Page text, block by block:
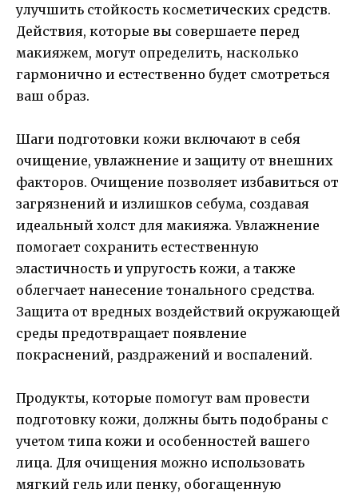
улучшить стойкость косметических средств.
Действия, которые вы совершаете перед
макияжем, могут определить, насколько
гармонично и естественно будет смотреться
ваш образ.
Шаги подготовки кожи включают в себя
очищение, увлажнение и защиту от внешних
факторов. Очищение позволяет избавиться от
загрязнений и излишков себума, создавая
идеальный холст для макияжа. Увлажнение
помогает сохранить естественную
эластичность и упругость кожи, а также
облегчает нанесение тонального средства.
Защита от вредных воздействий окружающей
среды предотвращает появление
покраснений, раздражений и воспалений.
Продукты, которые помогут вам провести
подготовку кожи, должны быть подобраны с
учетом типа кожи и особенностей вашего
лица. Для очищения можно использовать
мягкий гель или пенку, обогащенную